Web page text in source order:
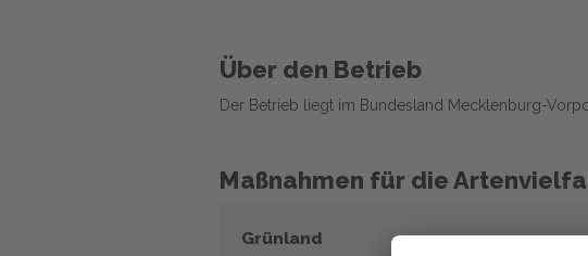
Über den Betrieb
Der Betrieb liegt im Bundesland Mecklenburg-
Maßnahmen für die
Grünland